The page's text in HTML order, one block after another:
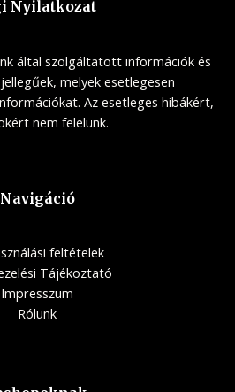
Nyilatkozat
által szolgáltatott információk és
melyek esetlegesen
Az esetleges hibákért,
nem felelünk.
Navigáció
feltételek
Tájékoztató
Impresszum
Rólunk